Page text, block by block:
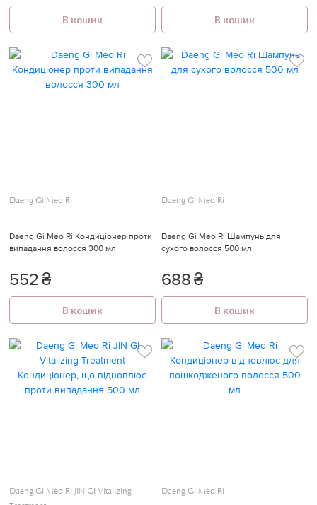
В кошик В кошик
Daeng Gi Meo Ri
Daeng Gi Meo Ri Кондиціонер проти
випадання волосся 300 мл
552₴
В кошик
Daeng Gi Meo Ri
Daeng Gi Meo Ri Шампунь для
сухого волосся 500 мл
688₴
В кошик
Daeng Gi Meo Ri JIN GI Vitalizing
Daeng Gi Meo Ri